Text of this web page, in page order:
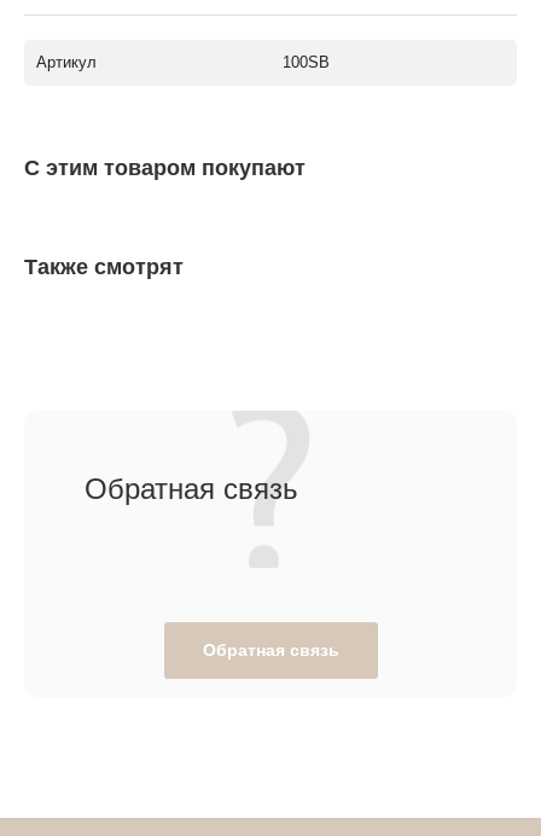
Артикул 100SB
С этим товаром покупают
Также смотрят
Обратная связь
Обратная связь